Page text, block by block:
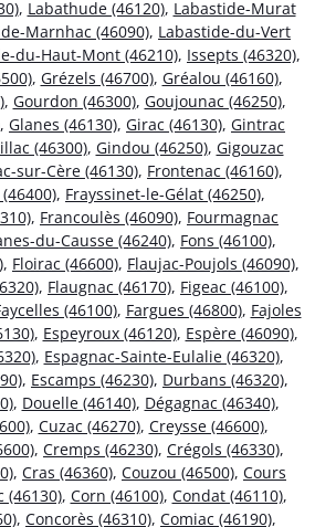
, Labathude (46120), Labastide-Murat
Marnhac (46090), Labastide-du-Vert
du-Haut-Mont (46210), Issepts (46320),
, Grézels (46700), Gréalou (46160),
, Gourdon (46300), Goujounac (46250),
, Glanes (46130), Girac (46130), Gintrac
(46300), Gindou (46250), Gigouzac
sur-Cère (46130), Frontenac (46160),
, Frayssinet-le-Gélat (46250),
, Francoulès (46090), Fourmagnac
du-Causse (46240), Fons (46100),
, Floirac (46600), Flaujac-Poujols (46090),
, Flaugnac (46170), Figeac (46100),
(46100), Fargues (46800), Fajoles
, Espeyroux (46120), Espère (46090),
, Espagnac-Sainte-Eulalie (46320),
, Escamps (46230), Durbans (46320),
, Douelle (46140), Dégagnac (46340),
, Cuzac (46270), Creysse (46600),
, Cremps (46230), Crégols (46330),
, Cras (46360), Couzou (46500), Cours
(46130), Corn (46100), Condat (46110),
, Concorès (46310), Comiac (46190),